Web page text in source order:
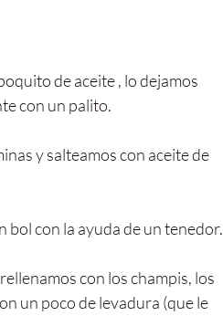
de aceite , lo dejamos
con un palito.
y salteamos con aceite de
bol con la ayuda de un tenedor.
con los champis, los
un poco de levadura (que le